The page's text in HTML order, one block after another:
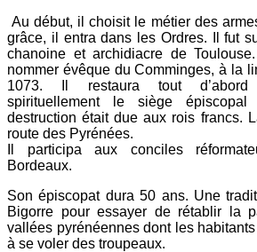
Au début, il choisit le métier des
grâce, il entra dans les Ordres. Il fut
chanoine et archidiacre de
nommer évêque du Comminges, à la
1073. Il restaura tout d’abord
spirituellement le siège
destruction était due aux rois francs.
route des Pyrénées.
Il participa aux conciles
Bordeaux.
Son épiscopat dura 50 ans. Une
Bigorre pour essayer de rétablir la
vallées pyrénéennes dont les
à se voler des troupeaux.